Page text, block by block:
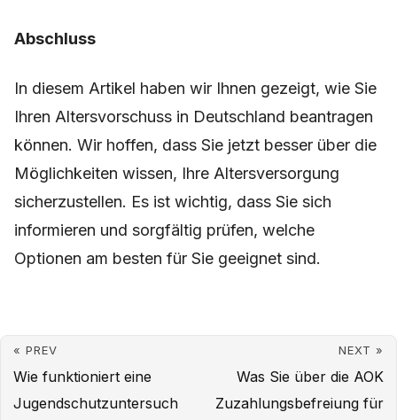
Abschluss
In diesem Artikel haben wir Ihnen gezeigt, wie Sie
Ihren Altersvorschuss in Deutschland beantragen
können. Wir hoffen, dass Sie jetzt besser über die
Möglichkeiten wissen, Ihre Altersversorgung
sicherzustellen. Es ist wichtig, dass Sie sich
informieren und sorgfältig prüfen, welche
Optionen am besten für Sie geeignet sind.
« PREV
Wie funktioniert eine
Jugendschutzuntersuch
NEXT »
Was Sie über die AOK
Zuzahlungsbefreiung für